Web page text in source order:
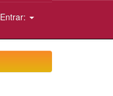
Entrar: